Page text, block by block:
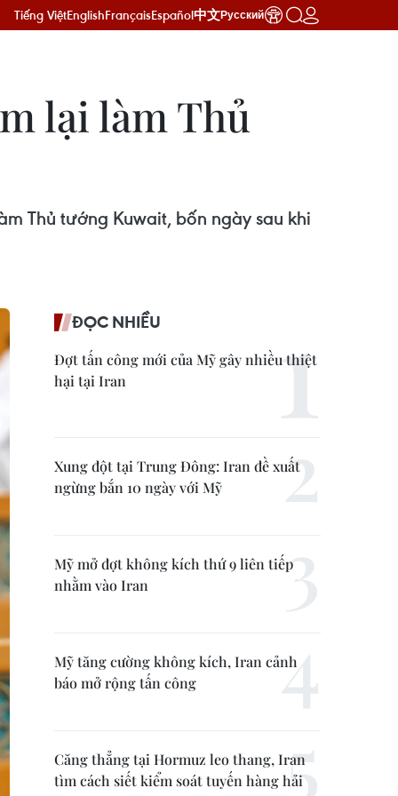
Tiếng ViệtEnglishFrançaisEspañol中文Русский
lại làm Thủ
Thủ tướng Kuwait, bốn ngày sau khi
ĐỌC NHIỀU
Đợt tấn công mới của Mỹ gây nhiều thiệt
hại tại Iran
Xung đột tại Trung Đông: Iran đề xuất
ngừng bắn 10 ngày với Mỹ
Mỹ mở đợt không kích thứ 9 liên tiếp
nhằm vào Iran
Mỹ tăng cường không kích, Iran cảnh
báo mở rộng tấn công
Căng thẳng tại Hormuz leo thang, Iran
tìm cách siết kiểm soát tuyến hàng hải